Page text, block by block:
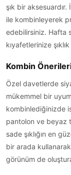
şık bir
ile kombinleyerek
edebilirsiniz. Hafta
kıyafetlerinize
Kombin
Özel davetlerde
mükemmel bir
kombinlediğinizde
pantolon ve beyaz
sade şıklığın en
bir arada kullanarak
görünüm de